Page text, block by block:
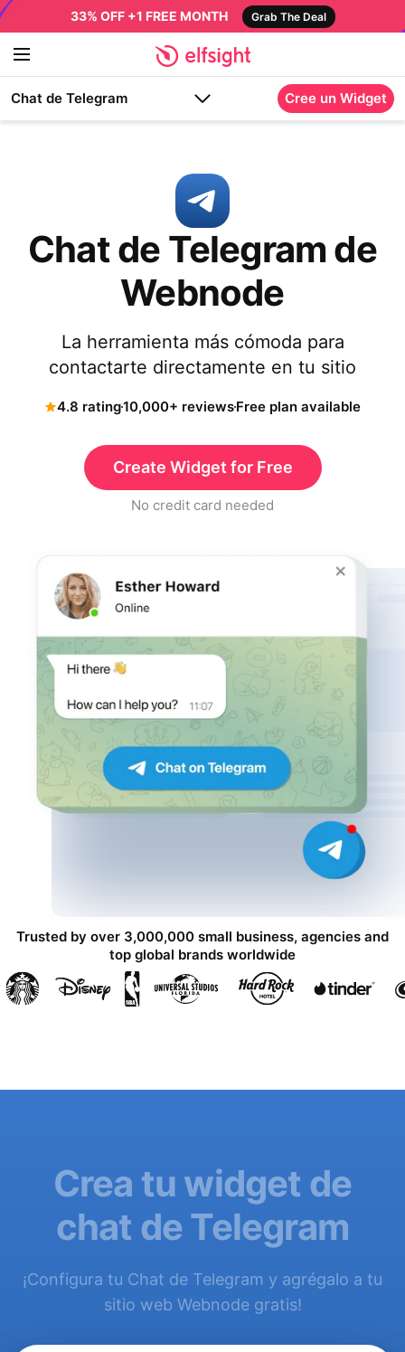
33% OFF +1 FREE MONTH Grab The Deal
Chat de Telegram Cree un Widget
Chat de Telegram de
Webnode
La herramienta más cómoda para
contactarte directamente en tu sitio
4.8 rating10,000+ reviewsFree plan available
Create Widget for Free
No credit card needed
Trusted by over 3,000,000 small business, agencies and
top global brands worldwide
Crea tu widget de
chat de Telegram
¡Configura tu Chat de Telegram y agrégalo a tu
sitio web Webnode gratis!